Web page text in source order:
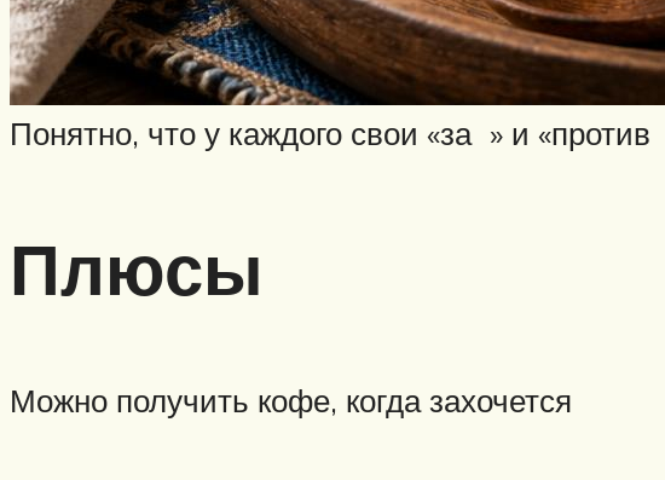
Понятно, что у каждого свои «за » и
Плюсы
Можно получить кофе, когда захочется